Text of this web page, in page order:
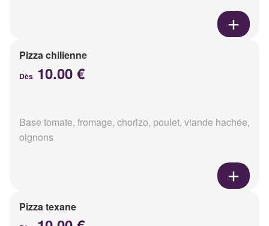
Pizza chilienne
Dès 10.00 €
Base tomate, fromage, chorizo, poulet, viande hachée,
oignons
Pizza texane